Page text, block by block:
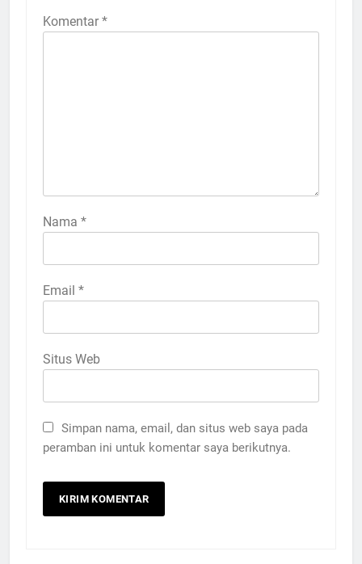
Komentar *
Nama *
Email *
Situs Web
Simpan nama, email, dan situs web saya pada
peramban ini untuk komentar saya berikutnya.